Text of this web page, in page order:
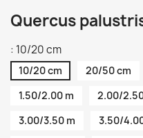
Quercus
: 10/20 cm
10/20 cm 20/50 cm
1.50/2.00 m
2.00/
3.00/3.50 m
3.50/